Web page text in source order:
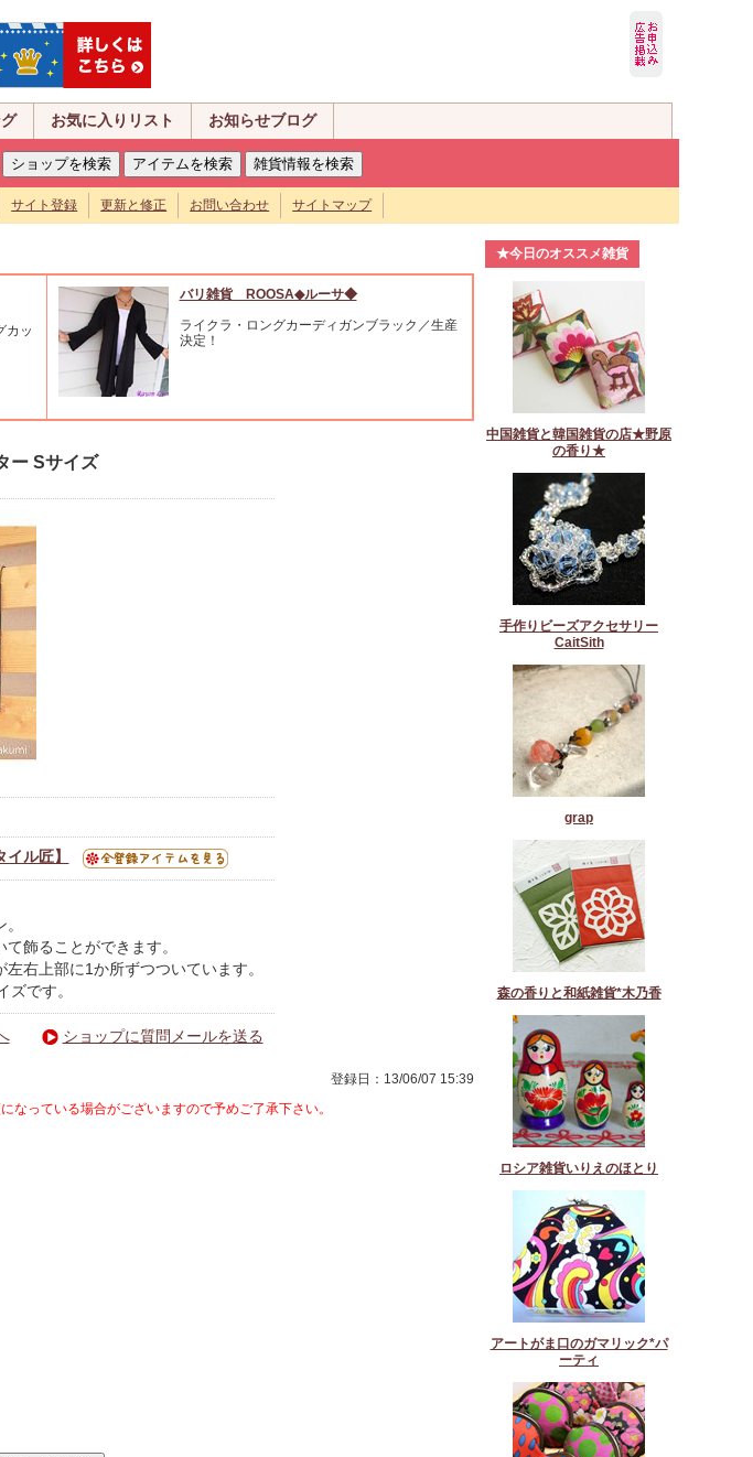
お気に入りリスト お知らせブログ
サイト登録 更新と修正 お問い合わせ サイトマップ
カッ
バリ雑貨 ROOSA◆ルーサ◆
ライクラ・ロングカーディガンブラック／生産
決定！
ー Sサイズ
ル匠】
飾ることができます。
右上部に1か所ずつついています。
です。
ショップに質問メールを送る
登録日：13/06/07 15:39
なっている場合がございますので予めご了承下さい。
★今日のオススメ雑貨
中国雑貨と韓国雑貨の店★野原
の香り★
手作りビーズアクセサリー
CaitSith
grap
森の香りと和紙雑貨*木乃香
ロシア雑貨いりえのほとり
アートがま口のガマリック*パ
ーティ